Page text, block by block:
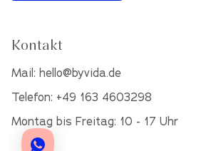
Kontakt
Mail: hello@byvida.de
Telefon: +49 163 4603298
Montag bis Freitag: 10 - 17 Uhr